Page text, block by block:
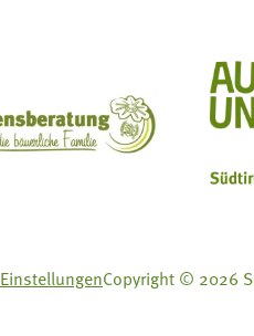
Bäuerinnen lernen - wachsen
Lebensberatung für die
Copyright © 2026